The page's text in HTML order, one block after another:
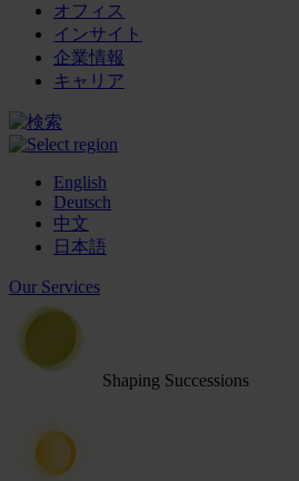
オフィス
インサイト
企業情報
キャリア
English
Deutsch
中文
日本語
Our Services
Shaping Successions